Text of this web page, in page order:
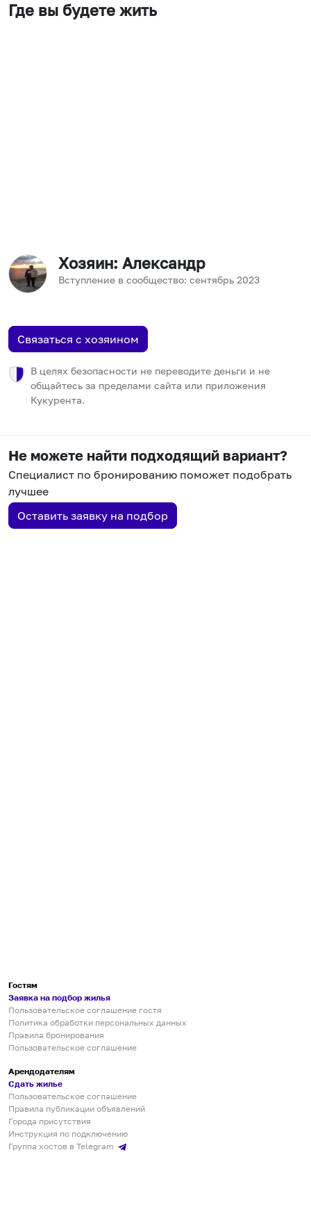
Где вы будете жить
Хозяин: Александр
Вступление в сообщество: сентябрь 2023
Связаться с хозяином
В целях безопасности не переводите деньги и не
общайтесь за пределами сайта или приложения
Кукурента.
Не можете найти подходящий вариант?
Специалист по бронированию поможет подобрать
лучшее
Оставить заявку на подбор
Гостям
Заявка на подбор жилья
Пользовательское соглашение гостя
Политика обработки персональных данных
Правила бронирования
Пользовательское соглашение
Арендодателям
Сдать жилье
Пользовательское соглашение
Правила публикации объявлений
Города присутствия
Инструкция по подключению
Группа хостов в Telegram